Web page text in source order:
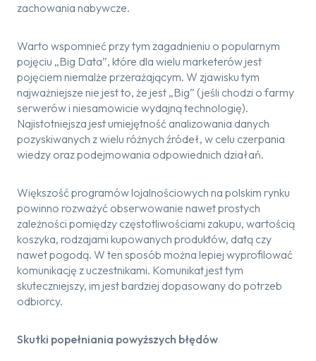
zachowania nabywcze.
Warto wspomnieć przy tym zagadnieniu o popularnym
pojęciu „Big Data”, które dla wielu marketerów jest
pojęciem niemalże przerażającym. W zjawisku tym
najważniejsze nie jest to, że jest „Big” (jeśli chodzi o farmy
serwerów i niesamowicie wydajną technologię).
Najistotniejsza jest umiejętność analizowania danych
pozyskiwanych z wielu różnych źródeł, w celu czerpania
wiedzy oraz podejmowania odpowiednich działań.
Większość programów lojalnościowych na polskim rynku
powinno rozważyć obserwowanie nawet prostych
zależności pomiędzy częstotliwościami zakupu, wartością
koszyka, rodzajami kupowanych produktów, datą czy
nawet pogodą. W ten sposób można lepiej wyprofilować
komunikację z uczestnikami. Komunikat jest tym
skuteczniejszy, im jest bardziej dopasowany do potrzeb
odbiorcy.
Skutki popełniania powyższych błędów